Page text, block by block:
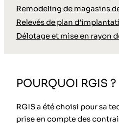
Remodeling de magasins
Relevés de plan
Délotage et mise en rayon
POURQUOI RGIS ?
RGIS a été choisi pour sa
prise en compte des